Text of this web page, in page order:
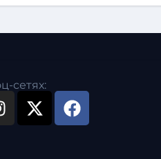
сетях: